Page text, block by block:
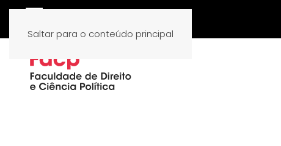
Saltar para o conteúdo principal